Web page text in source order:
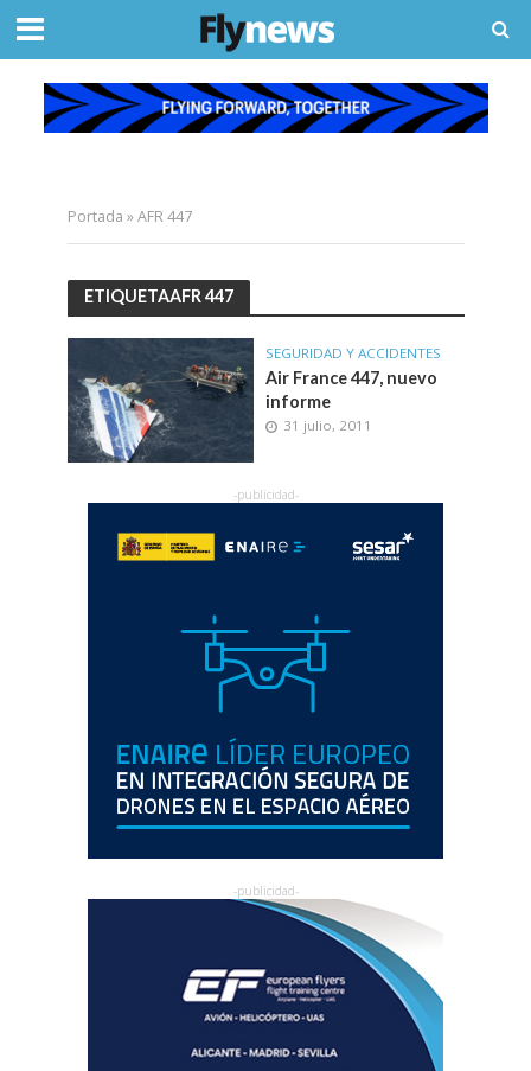
Portada »AFR 447
ETIQUETAAFR 447
SEGURIDAD Y ACCIDENTES
Air France 447, nuevo
informe
31 julio, 2011